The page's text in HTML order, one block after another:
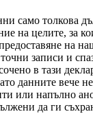
само толкова
на целите, за
на
записи и
в тази
данните вече
или напълно
да ги